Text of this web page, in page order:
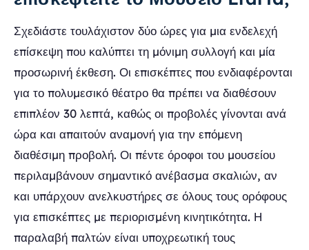
Σχεδιάστε τουλάχιστον δύο ώρες για μια ενδελεχή
επίσκεψη που καλύπτει τη μόνιμη συλλογή και μία
προσωρινή έκθεση. Οι επισκέπτες που ενδιαφέρονται
για το πολυμεσικό θέατρο θα πρέπει να διαθέσουν
επιπλέον 30 λεπτά, καθώς οι προβολές γίνονται ανά
ώρα και απαιτούν αναμονή για την επόμενη
διαθέσιμη προβολή. Οι πέντε όροφοι του μουσείου
περιλαμβάνουν σημαντικό ανέβασμα σκαλιών, αν
και υπάρχουν ανελκυστήρες σε όλους τους ορόφους
για επισκέπτες με περιορισμένη κινητικότητα. Η
παραλαβή παλτών είναι υποχρεωτική τους